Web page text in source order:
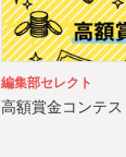
編集部セレクト
高額賞金コンテス